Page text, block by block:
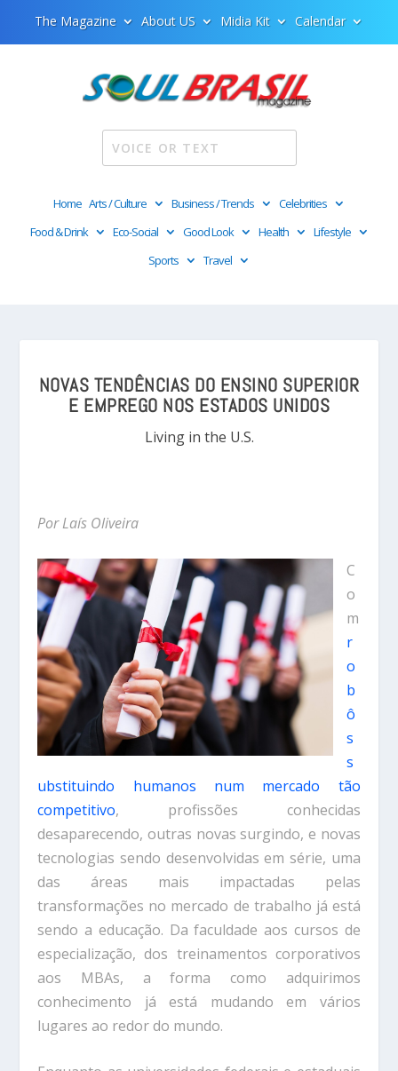
The Magazine About US Midia Kit Calendar
Home Arts / Culture Business / Trends
Celebrities
Food & Drink
Eco-Social Good Look Health
Lifestyle
Sports
Travel
NOVAS TENDÊNCIAS DO ENSINO SUPERIOR
E EMPREGO NOS ESTADOS UNIDOS
Living in the U.S.
Por Laís Oliveira
C
o
m
r
o
b
ô
s
s
ubstituindo humanos num mercado tão
competitivo, profissões conhecidas
desaparecendo, outras novas surgindo, e novas
tecnologias sendo desenvolvidas em série, uma
das áreas mais impactadas pelas
transformações no mercado de trabalho já está
sendo a educação. Da faculdade aos cursos de
especialização, dos treinamentos corporativos
aos MBAs, a forma como adquirimos
conhecimento já está mudando em vários
lugares ao redor do mundo.